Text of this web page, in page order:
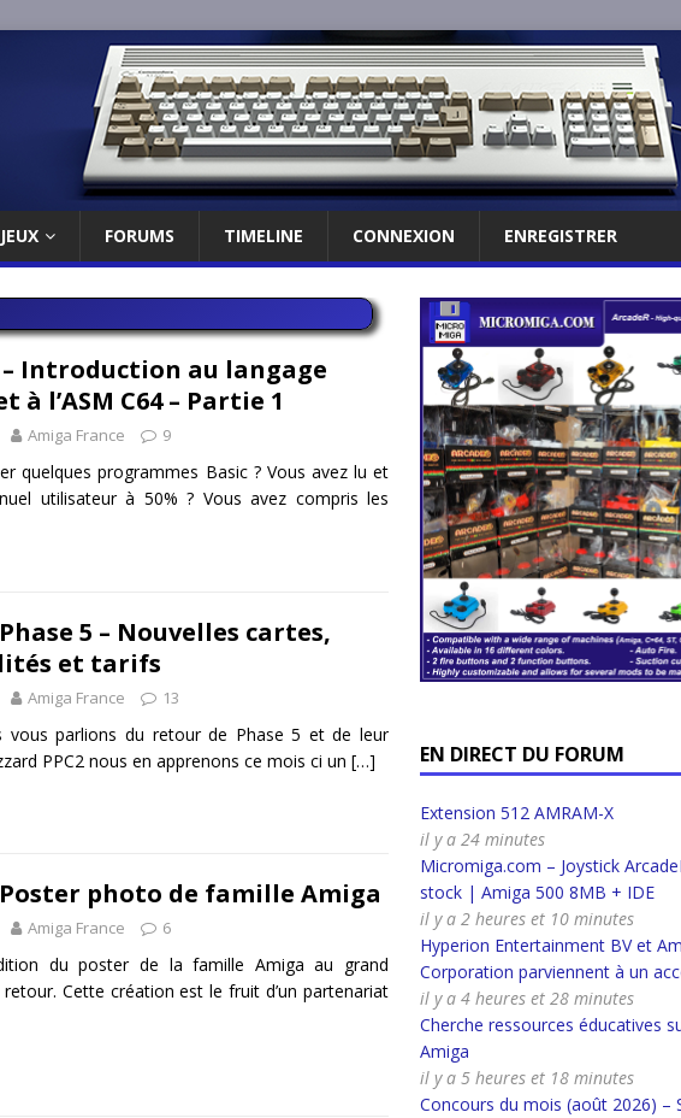
JEUX FORUMS TIMELINE CONNEXION ENREGISTRER
Introduction au langage
à l’ASM C64 – Partie 1
Amiga France 9
quelques programmes Basic ? Vous avez lu et
utilisateur à 50% ? Vous avez compris les
5 – Nouvelles cartes,
et tarifs
Amiga France 13
vous parlions du retour de Phase 5 et de leur
PPC2 nous en apprenons ce mois ci un […]
photo de famille Amiga
Amiga France 6
du poster de la famille Amiga au grand
Cette création est le fruit d’un partenariat
EN DIRECT DU FORUM
Extension 512 AMRAM-X
il y a 24 minutes
Micromiga.com – Joystick
stock | Amiga 500 8MB + IDE
il y a 2 heures et 10 minutes
Hyperion Entertainment BV et
Corporation parviennent à un
il y a 4 heures et 28 minutes
Cherche ressources éducatives
Amiga
il y a 5 heures et 18 minutes
Concours du mois (août 2026) –